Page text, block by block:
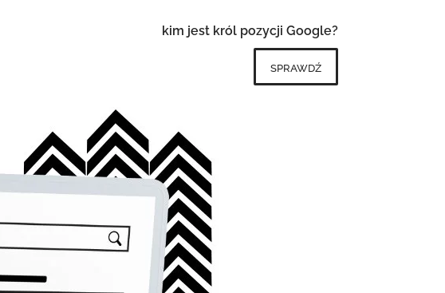
kim jest król pozycji Google?
sprawdź